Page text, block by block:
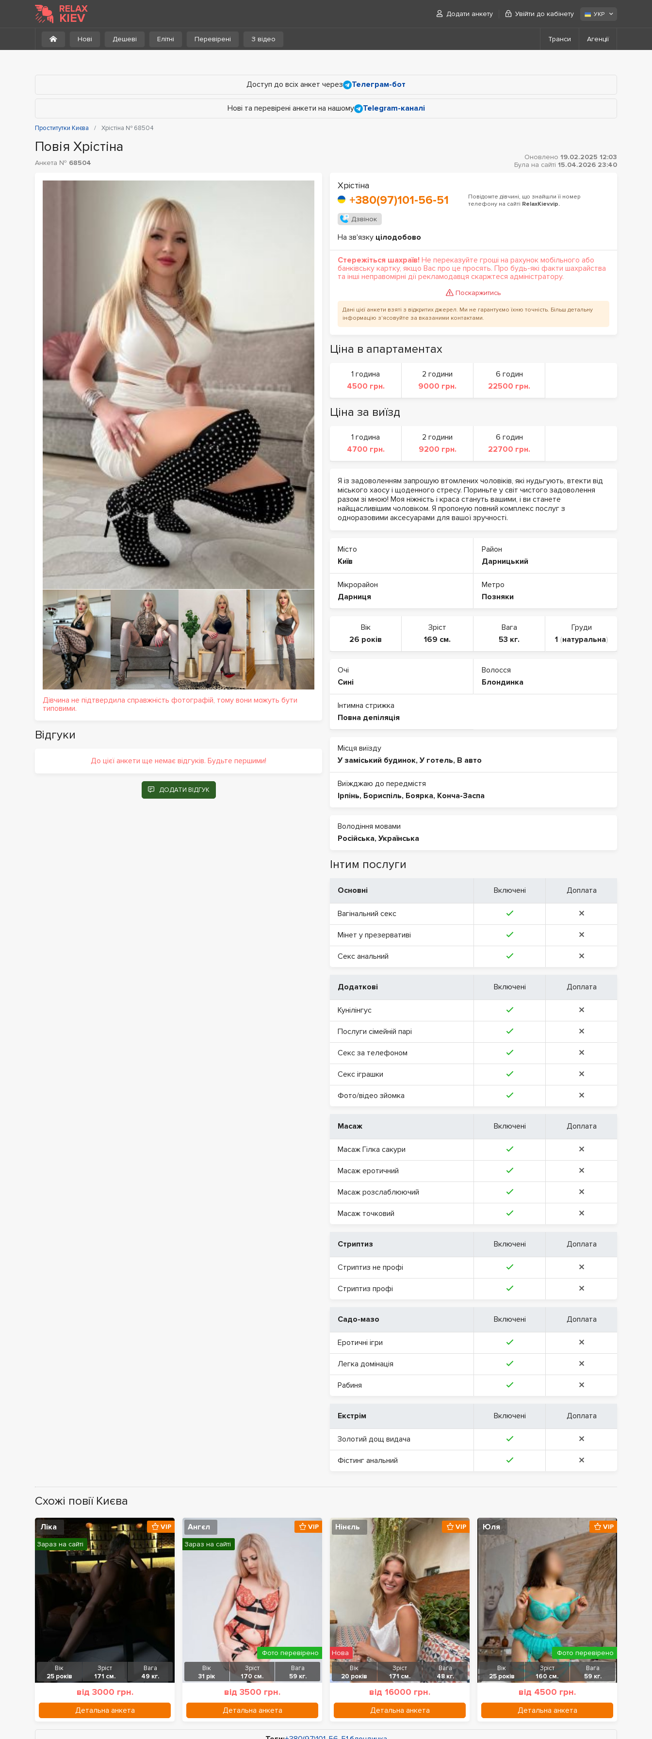
RELAX
KIEV Додати анкету Увійти до кабінету УКР
Нові Дешеві Елітні Перевірені З відео Транси Агенції
Доступ до всіх анкет через Телеграм-бот
Нові та перевірені анкети на нашому Telegram-каналі
Проститутки Києва Хрістіна № 68504
Повія Хрістіна
Анкета № 68504
Оновлено 19.02.2025 12:03
Була на сайті 15.04.2026 23:40
Хрістіна
+380(97)101-56-51
Повідомте дівчині, що знайшли її номер
телефону на сайті RelaxKiev.vip.
Дзвінок
На зв'язку цілодобово
Стережіться шахраїв! Не переказуйте гроші на рахунок мобільного або
банківську картку, якщо Вас про це просять. Про будь-які факти шахрайства
та інші неправомірні дії рекламодавця скаржтеся адміністратору.
Поскаржитись
Дані цієї анкети взяті з відкритих джерел. Ми не гарантуємо їхню точність. Більш детальну
інформацію з'ясовуйте за вказаними контактами.
Дівчина не підтвердила справжність фотографій, тому вони можуть бути
типовими.
Ціна в апартаментах
1 година
4500 грн.
2 години
9000 грн.
6 годин
22500 грн.
Ціна за виїзд
1 година
4700 грн.
2 години
9200 грн.
6 годин
22700 грн.
Я із задоволенням запрошую втомлених чоловіків, які нудьгують, втекти від
міського хаосу і щоденного стресу. Пориньте у світ чистого задоволення
разом зі мною! Моя ніжність і краса стануть вашими, і ви станете
найщасливішим чоловіком. Я пропоную повний комплекс послуг з
одноразовими аксесуарами для вашої зручності.
Місто
Київ
Район
Дарницький
Мікрорайон
Дарниця
Метро
Позняки
Вік
26 років
Зріст
169 см.
Вага
53 кг.
Груди
1(натуральна)
Очі
Сині
Волосся
Блондинка
Інтимна стрижка
Повна депіляція
Місця виїзду
У заміський будинок, У готель, В авто
Виїжджаю до передмістя
Ірпінь, Бориспіль, Боярка, Конча-Заспа
Володіння мовами
Російська, Українська
Інтим послуги
Основні Включені Доплата
Вагінальний секс
Мінет у презервативі
Секс анальний
Додаткові Включені Доплата
Кунілінгус
Послуги сімейній парі
Секс за телефоном
Секс іграшки
Фото/відео зйомка
Масаж Включені Доплата
Масаж Гілка сакури
Масаж еротичний
Масаж розслаблюючий
Масаж точковий
Стриптиз Включені Доплата
Стриптиз не профі
Стриптиз профі
Садо-мазо Включені Доплата
Еротичні ігри
Легка домінація
Рабиня
Екстрім Включені Доплата
Золотий дощ видача
Фістинг анальний
Відгуки
До цієї анкети ще немає відгуків. Будьте першими!
ДОДАТИ ВІДГУК
Схожі повії Києва
Ліка
Вік
25 років
Зріст
171 см.
Вага
49 кг.
від 3000 грн.
Детальна анкета
VIP
Зараз на сайті
Ангєл
Вік
31 рік
Зріст
170 см.
Вага
59 кг.
від 3500 грн.
Детальна анкета
VIP
Зараз на сайті
Фото перевірено
Нінєль
Вік
20 років
Зріст
171 см.
Вага
48 кг.
від 16000 грн.
Детальна анкета
VIP
Нова
Юля
Вік
25 років
Зріст
160 см.
Вага
59 кг.
від 4500 грн.
Детальна анкета
VIP
Фото перевірено